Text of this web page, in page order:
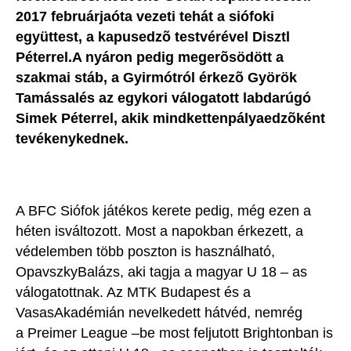
2017 februárjaóta vezeti tehát a siófoki
együttest, a kapusedzõ testvérével Disztl
Péterrel.A nyáron pedig megerõsödött a
szakmai stáb, a Gyirmótról érkezõ Györök
Tamássalés az egykori válogatott labdarúgó
Simek Péterrel, akik mindkettenpályaedzõként
tevékenykednek.
A BFC Siófok játékos kerete pedig, még ezen a
héten isváltozott. Most a napokban érkezett, a
védelemben több poszton is használható,
OpavszkyBalázs, aki tagja a magyar U 18 – as
válogatottnak. Az MTK Budapest és a
VasasAkadémián nevelkedett hátvéd, nemrég
a Preimer League –be most feljutott Brightonban is